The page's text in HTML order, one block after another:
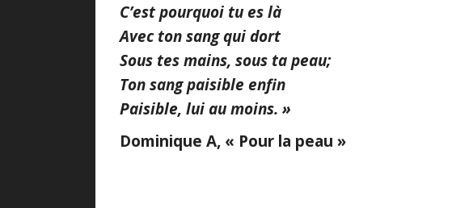
C’est pourquoi tu es là
Avec ton sang qui dort
Sous tes mains, sous ta peau;
Ton sang paisible enfin
Paisible, lui au moins. »
Dominique A, « Pour la peau »